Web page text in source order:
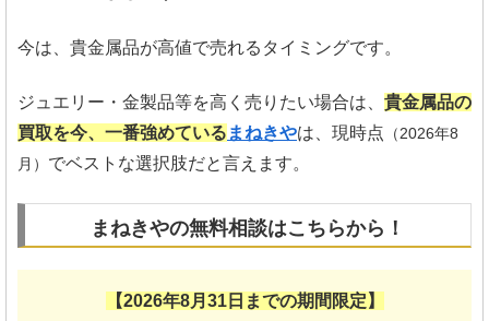
今は、貴金属品が高値で売れるタイミングです。
ジュエリー・金製品等を高く売りたい場合は、 貴金属品の
買取を今、一番強めている まねきやは、現時点 （2026年8
月） でベストな選択肢だと言えます。
まねきやの無料相談はこちらから！
【2026年8月31日までの期間限定】